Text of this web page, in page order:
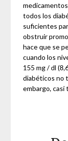
todos los
suficientes
obstruir
hace que se
cuando los
155 mg / dl
diabéticos no
embargo,